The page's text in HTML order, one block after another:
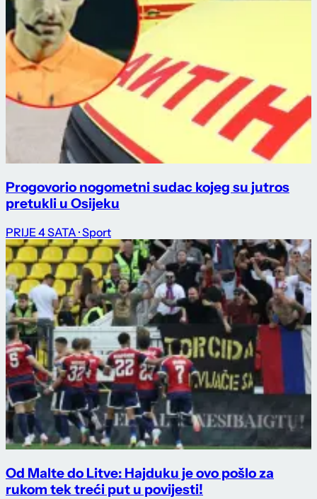
Progovorio nogometni sudac kojeg su jutros
pretukli u Osijeku
PRIJE 4 SATA · Sport
Od Malte do Litve: Hajduku je ovo pošlo za
rukom tek treći put u povijesti!